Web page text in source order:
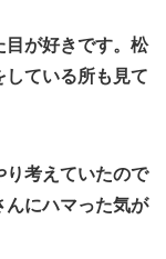
目が好きです。松
している所も見て
り考えていたので
んにハマった気が